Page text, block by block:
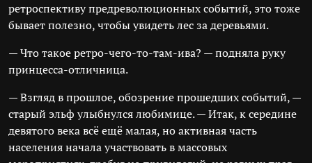
ретроспективу предреволюционных событий, это тоже
бывает полезно, чтобы увидеть лес за деревьями.
— Что такое ретро-чего-то-там-ива? — подняла руку
принцесса-отличница.
— Взгляд в прошлое, обозрение прошедших событий, —
старый эльф улыбнулся любимице. — Итак, к середине
девятого века всё ещё малая, но активная часть
населения начала участвовать в массовых